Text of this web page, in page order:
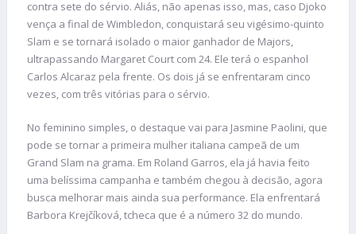
contra sete do sérvio. Aliás, não apenas isso, mas, caso Djoko
vença a final de Wimbledon, conquistará seu vigésimo-quinto
Slam e se tornará isolado o maior ganhador de Majors,
ultrapassando Margaret Court com 24. Ele terá o espanhol
Carlos Alcaraz pela frente. Os dois já se enfrentaram cinco
vezes, com três vitórias para o sérvio.
No feminino simples, o destaque vai para Jasmine Paolini, que
pode se tornar a primeira mulher italiana campeã de um
Grand Slam na grama. Em Roland Garros, ela já havia feito
uma belíssima campanha e também chegou à decisão, agora
busca melhorar mais ainda sua performance. Ela enfrentará
Barbora Krejčíková, tcheca que é a número 32 do mundo.